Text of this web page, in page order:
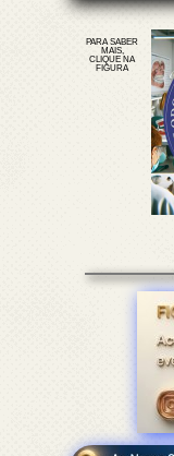
PARA SABER
MAIS,
CLIQUE NA
FIGURA